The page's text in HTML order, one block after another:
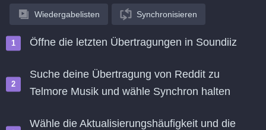
Wiedergabelisten Synchronisieren
Öffne die letzten Übertragungen in Soundiiz
Suche deine Übertragung von Reddit zu
Telmore Musik und wähle Synchron halten
Wähle die Aktualisierungshäufigkeit und die